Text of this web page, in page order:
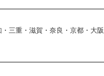
三重・滋賀・奈良・京都・大